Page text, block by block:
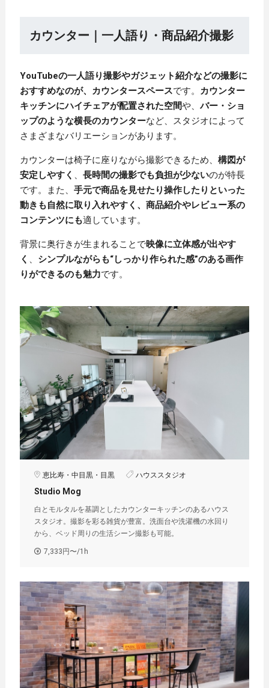
カウンター｜一人語り・商品紹介撮影
YouTubeの一人語り撮影やガジェット紹介などの撮影に
おすすめなのが、カウンタースペースです。 カウンター
キッチンにハイチェアが配置された空間や、バー・ショ
ップのような横長のカウンターなど、スタジオによって
さまざまなバリエーションがあります。
カウンターは椅子に座りながら撮影できるため、 構図が
安定しやすく 、 長時間の撮影でも負担が少ないのが特長
です。また、 手元で商品を見せたり操作したりといった
動きも自然に取り入れやすく、商品紹介やレビュー系の
コンテンツにも適しています。
背景に奥行きが生まれることで映像に立体感が出やす
く 、 シンプルながらも“しっかり作られた感”のある画作
りができるのも魅力です。
恵比寿・中目黒・目黒 ハウススタジオ
Studio Mog
白とモルタルを基調としたカウンターキッチンのあるハウス
スタジオ。撮影を彩る雑貨が豊富。洗面台や洗濯機の水回り
から、ベッド周りの生活シーン撮影も可能。
7,333円〜/1h